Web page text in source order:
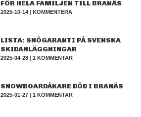
FÖR HELA FAMILJEN TILL BRANÄS
2025-10-14 |KOMMENTERA
LISTA: SNÖGARANTI PÅ SVENSKA
SKIDANLÄGGNINGAR
2025-04-28 |1 KOMMENTAR
SNOWBOARDÅKARE DÖD I BRANÄS
2025-01-27 |1 KOMMENTAR